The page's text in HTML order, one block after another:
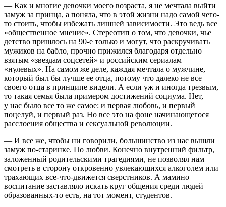
— Как и многие девочки моего возраста, я не мечтала выйти
замуж за принца, а поняла, что в этой жизни надо самой чего-
то стоить, чтобы избежать лишней зависимости. Это ведь все
«общественное мнение». Стереотип о том, что девочки, чье
детство пришлось на 90-е только и могут, что раскручивать
мужиков на бабло, прочно прижился благодаря отдельно
взятым «звездам соцсетей» и российским сериалам
«нулевых». На самом же деле, каждая мечтала о мужчине,
который был бы лучше ее отца, потому что далеко не все
своего отца в принципе видели. А если уж и иногда трезвым,
то такая семья была примером достижений социума. Нет,
у нас было все то же самое: и первая любовь, и первый
поцелуй, и первый раз. Но все это на фоне начинающегося
расслоения общества и сексуальной революции.
— И все же, чтобы ни говорили, большинство из нас вышли
замуж по-старинке. По любви. Конечно внутренний фильтр,
заложенный родительскими трагедиями, не позволял нам
смотреть в сторону откровенно увлекающихся алкоголем или
трахающих все-что-движется сверстников. А мамино
воспитание заставляло искать круг общения среди людей
образованных-то есть, на тот момент, студентов.